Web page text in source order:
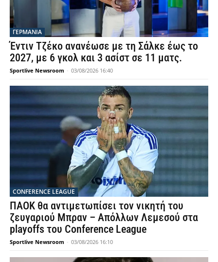
ΓΕΡΜΑΝΙΑ
Έντιν Τζέκο ανανέωσε με τη Σάλκε έως το
2027, με 6 γκολ και 3 ασίστ σε 11 ματς.
Sportlive Newsroom - 03/08/2026 16:40
CONFERENCE LEAGUE
ΠΑΟΚ θα αντιμετωπίσει τον νικητή του
ζευγαριού Μπραν – Απόλλων Λεμεσού στα
playoffs του Conference League
Sportlive Newsroom - 03/08/2026 16:10